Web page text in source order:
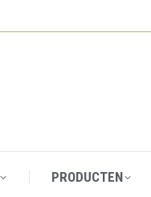
PRODUCTEN